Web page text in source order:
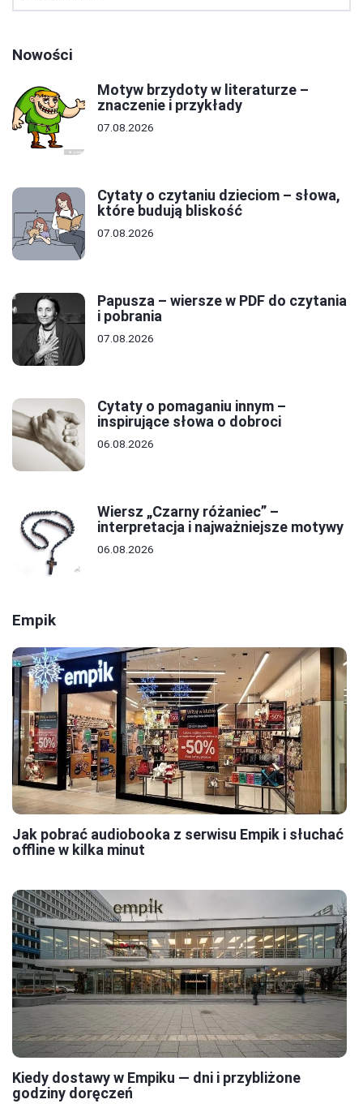
Nowości
Motyw brzydoty w literaturze –
znaczenie i przykłady
07.08.2026
Cytaty o czytaniu dzieciom – słowa,
które budują bliskość
07.08.2026
Papusza – wiersze w PDF do czytania
i pobrania
07.08.2026
Cytaty o pomaganiu innym –
inspirujące słowa o dobroci
06.08.2026
Wiersz „Czarny różaniec” –
interpretacja i najważniejsze motywy
06.08.2026
Empik
Jak pobrać audiobooka z serwisu Empik i słuchać
offline w kilka minut
Kiedy dostawy w Empiku — dni i przybliżone
godziny doręczeń